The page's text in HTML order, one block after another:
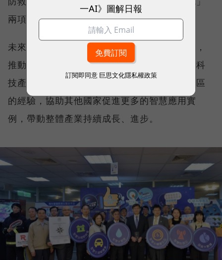
兩項專利，且通過無塵室實場驗證。
未來三大科學園區將持續導入或運用前瞻科技，
推動科學園區智慧化與創新轉型發展，協助高科
技產業持續成長，且希望能以我國推動智慧園區
的經驗，協助其他國家促進更多的智慧應用實
例，帶動整體產業持續成長、進步。
一AI》圖解日報
訂閱即同意 巨思文化隱私權政策